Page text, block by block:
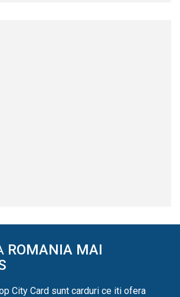
ROMANIA MAI
City Card sunt carduri ce iti ofera